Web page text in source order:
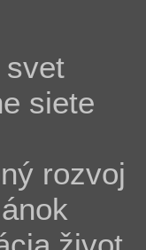
svet
siete
rozvoj